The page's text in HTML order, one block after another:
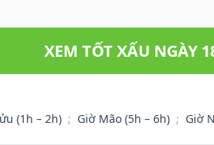
XEM TỐT XẤU NGÀY
(1h – 2h) ; Giờ Mão (5h – 6h) ; Giờ